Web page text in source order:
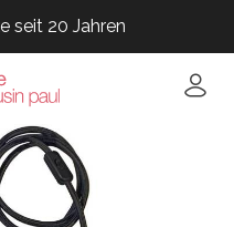
seit 20 Jahren
seit 20 Jahren
seit 20 Jahren